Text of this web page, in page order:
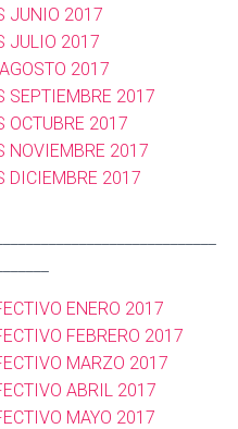
JUNIO 2017
JULIO 2017
2017
SEPTIEMBRE 2017
OCTUBRE 2017
NOVIEMBRE 2017
DICIEMBRE 2017
ENERO 2017
FEBRERO 2017
MARZO 2017
ABRIL 2017
MAYO 2017